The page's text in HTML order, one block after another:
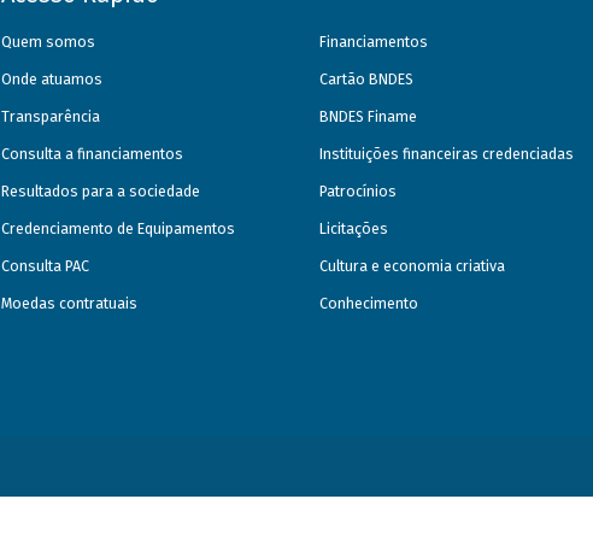
Quem somos
Onde atuamos
Transparência
Consulta a financiamentos
Resultados para a sociedade
Credenciamento de Equipamentos
Consulta PAC
Moedas contratuais
Financiamentos
Cartão BNDES
BNDES Finame
Instituições financeiras credenciadas
Patrocínios
Licitações
Cultura e economia criativa
Conhecimento